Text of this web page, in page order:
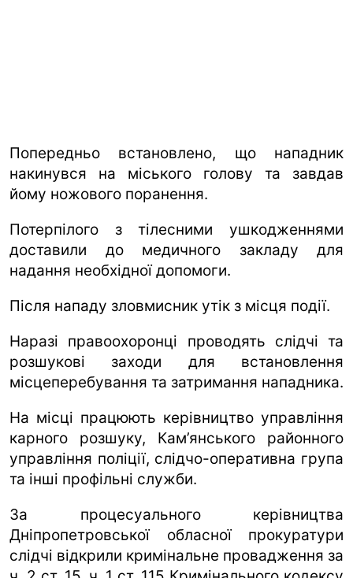
Попередньо встановлено, що нападник
накинувся на міського голову та завдав
йому ножового поранення.
Потерпілого з тілесними ушкодженнями
доставили до медичного закладу для
надання необхідної допомоги.
Після нападу зловмисник утік з місця події.
Наразі правоохоронці проводять слідчі та
розшукові заходи для встановлення
місцеперебування та затримання нападника.
На місці працюють керівництво управління
карного розшуку, Кам’янського районного
управління поліції, слідчо-оперативна група
та інші профільні служби.
За процесуального керівництва
Дніпропетровської обласної прокуратури
слідчі відкрили кримінальне провадження за